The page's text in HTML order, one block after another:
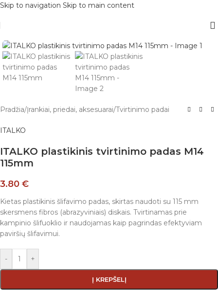
Skip to navigation Skip to main content
Pradžia/Įrankiai, priedai, aksesuarai/Tvirtinimo padai
ITALKO
ITALKO plastikinis tvirtinimo padas M14
115mm
3.80 €
Kietas plastikinis šlifavimo padas, skirtas naudoti su 115 mm
skersmens fibros (abrazyviniais) diskais. Tvirtinamas prie
kampinio šlifuoklio ir naudojamas kaip pagrindas efektyviam
paviršių šlifavimui.
- +
Į KREPŠELĮ